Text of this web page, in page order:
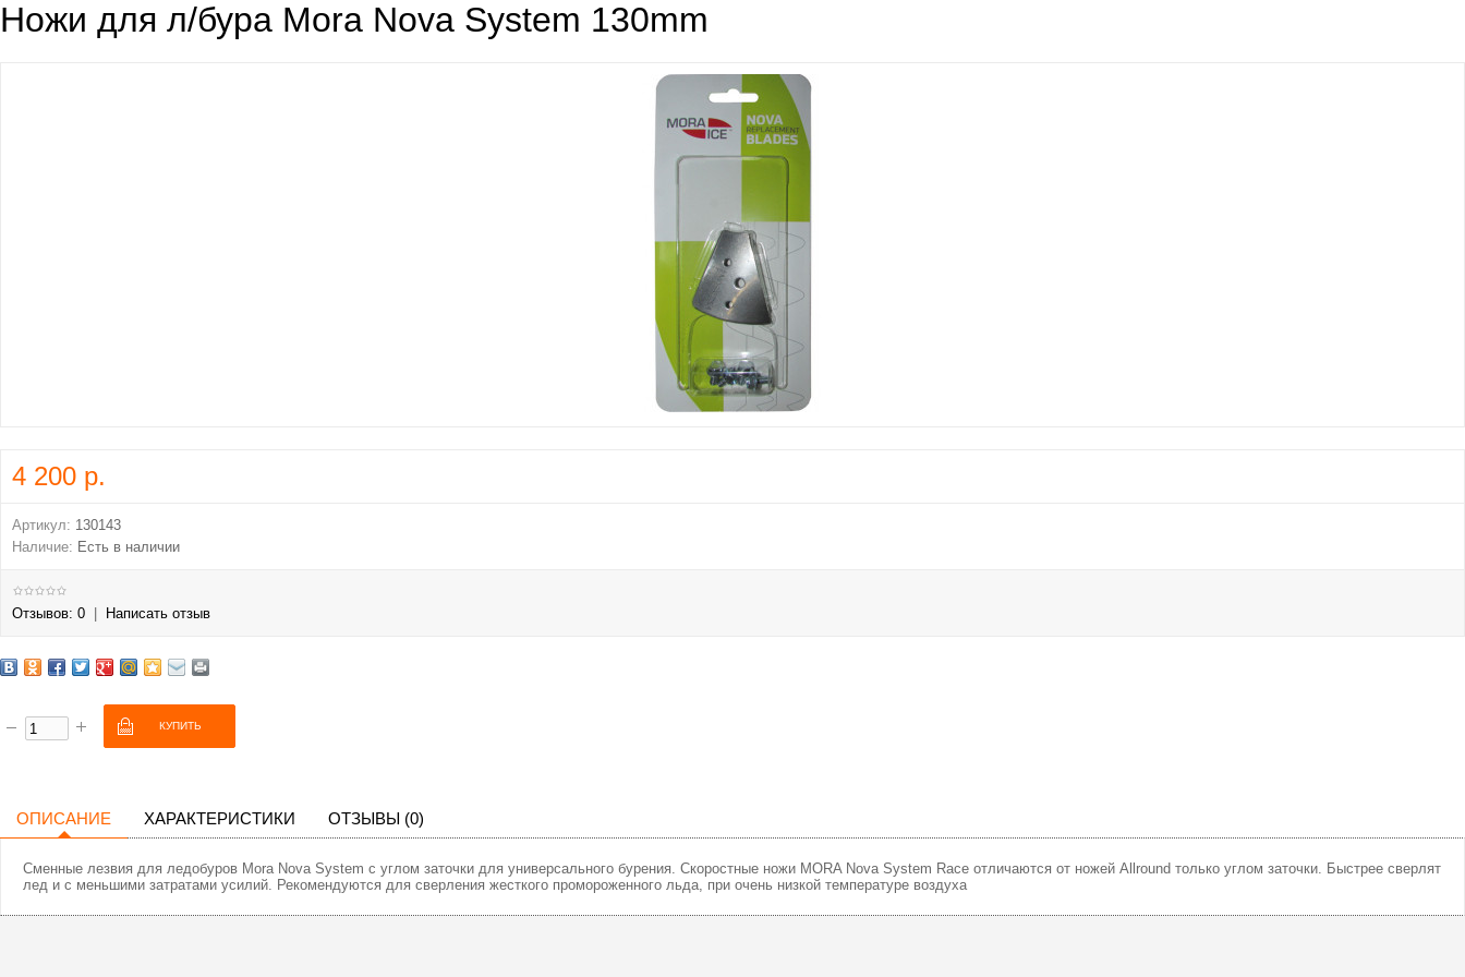
Ножи для л/бура Mora Nova System 130mm
4 200 р.
Артикул: 130143
Наличие: Есть в наличии
Отзывов: 0 Написать отзыв
ОПИСАНИЕ ХАРАКТЕРИСТИКИ ОТЗЫВЫ (0)
Сменные лезвия для ледобуров Mora Nova System с углом заточки для универсального бурения. Скоростные ножи MORA Nova System Race отличаются от ножей Allround только углом заточки. Быстрее сверлят
лед и с меньшими затратами усилий. Рекомендуются для сверления жесткого промороженного льда, при очень низкой температуре воздуха